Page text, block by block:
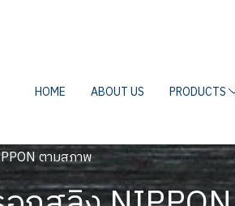
HOME ABOUT US PRODUCTS
ตามสภาพ